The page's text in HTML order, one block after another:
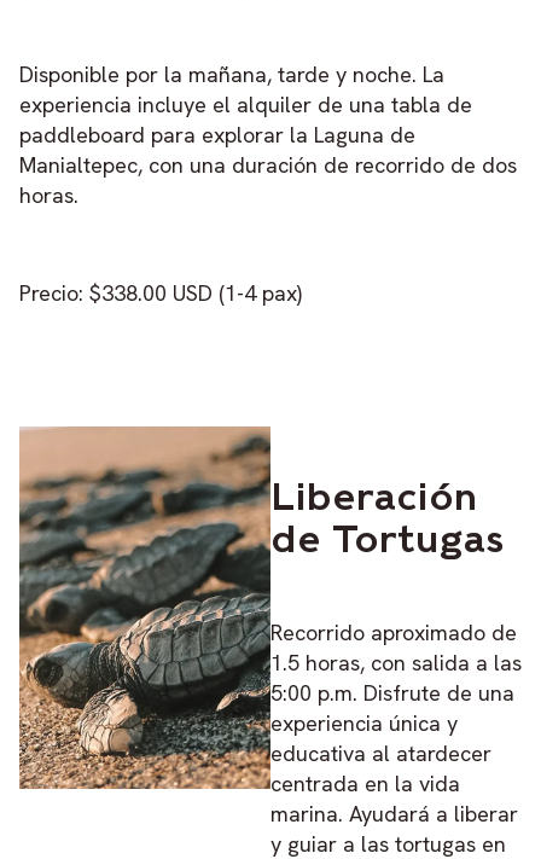
Disponible por la mañana, tarde y noche. La
experiencia incluye el alquiler de una tabla de
paddleboard para explorar la Laguna de
Manialtepec, con una duración de recorrido de dos
horas.
Precio: $338.00 USD (1-4 pax)
Liberación
de Tortugas
Recorrido aproximado de
1.5 horas, con salida a las
5:00 p.m. Disfrute de una
experiencia única y
educativa al atardecer
centrada en la vida
marina. Ayudará a liberar
y guiar a las tortugas en